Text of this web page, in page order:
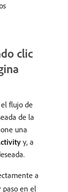
clic
flujo de
de la
una
y, a
a
paso en el